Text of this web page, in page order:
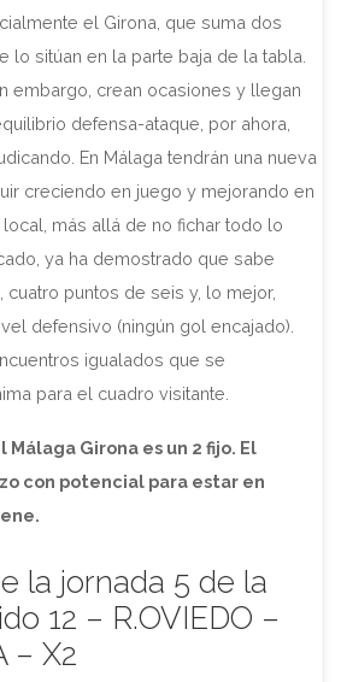
el Girona, que suma dos
lo sitúan en la parte baja de la tabla.
embargo, crean ocasiones y llegan
defensa-ataque, por ahora,
En Málaga tendrán una nueva
creciendo en juego y mejorando en
más allá de no fichar todo lo
ya ha demostrado que sabe
cuatro puntos de seis y, lo mejor,
defensivo (ningún gol encajado).
igualados que se
para el cuadro visitante.
Málaga Girona es un 2 fijo. El
con potencial para estar en
la jornada 5 de la
12 – R.OVIEDO –
– X2